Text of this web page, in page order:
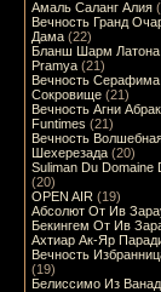
Амаль Саланг Алия
Вечность Гранд
Дама(22)
Бланш Шарм Латона
Pramya(21)
Вечность Серафима
Сокровище(21)
Вечность Агни
Funtimes (21)
Вечность
Шехерезада(20)
Suliman Du Domaine
(20)
OPEN AIR (19)
Абсолют От Ив
Бекингем От Ив
Ахтиар Ак-Яр
Вечность
(19)
Белиссимо Из